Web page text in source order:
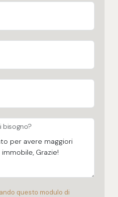
bisogno?
questo modulo di